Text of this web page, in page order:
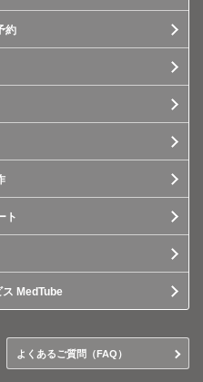
約
ト
MedTube
よくあるご質問（FAQ）